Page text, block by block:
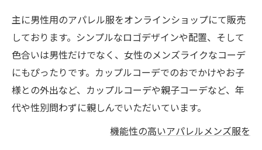
主に男性用のアパレル服をオンラインショップにて販売
しております。シンプルなロゴデザインや配置、そして
色合いは男性だけでなく、女性のメンズライクなコーデ
にもぴったりです。カップルコーデでのおでかけやお子
様との外出など、カップルコーデや親子コーデなど、年
代や性別問わずに親しんでいただいています。
機能性の高いアパレルメンズ服を